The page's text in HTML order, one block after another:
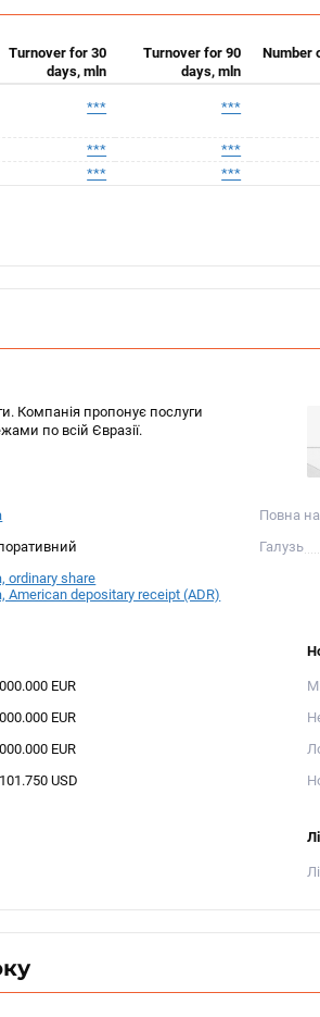
Turnover for 30
days, mln
Turnover for 90
days, mln
Number
*** ***
*** ***
***
***
Компанія пропонує послуги
по всій Євразії.
Повна
Галузь
ordinary share
American depositary receipt (ADR)
EUR
EUR
EUR
USD